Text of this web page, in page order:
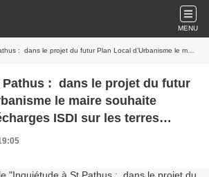
MENU
du futur Plan Local d’Urbanisme le maire souhaite autoriser les décharges ISDI sur les terres agricoles !
Pathus : dans le projet du futur
le maire souhaite
ISDI sur les terres